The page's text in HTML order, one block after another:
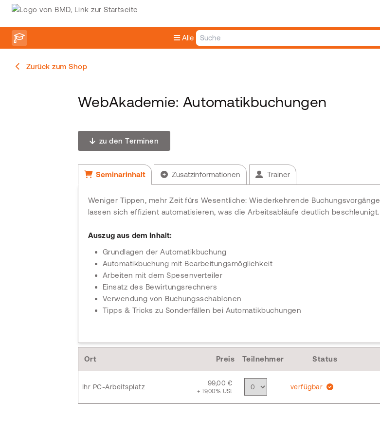
Alle
Zurück zum Shop
WebAkademie: Automatikbuchungen
zu den Terminen
Seminarinhalt Zusatzinformationen Trainer
Weniger Tippen, mehr Zeit fürs Wesentliche: Wiederkehrende Buchungsvorgänge
lassen sich effizient automatisieren, was die Arbeitsabläufe deutlich beschleunigt.
Auszug aus dem Inhalt:
Grundlagen der Automatikbuchung
Automatikbuchung mit Bearbeitungsmöglichkeit
Arbeiten mit dem Spesenverteiler
Einsatz des Bewirtungsrechners
Verwendung von Buchungsschablonen
Tipps & Tricks zu Sonderfällen bei Automatikbuchungen
Ort Preis Teilnehmer Status
Ihr PC-Arbeitsplatz 99,00 €
+ 19,00% USt
verfügbar